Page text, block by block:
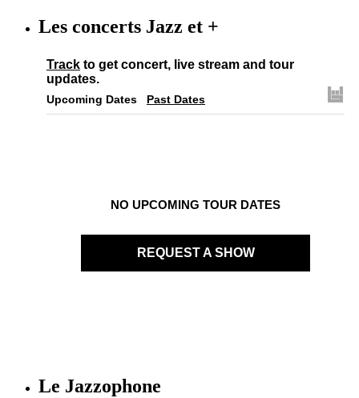
Les concerts Jazz et +
Track to get concert, live stream and tour
updates.
Upcoming Dates Past Dates
NO UPCOMING TOUR DATES
REQUEST A SHOW
Le Jazzophone